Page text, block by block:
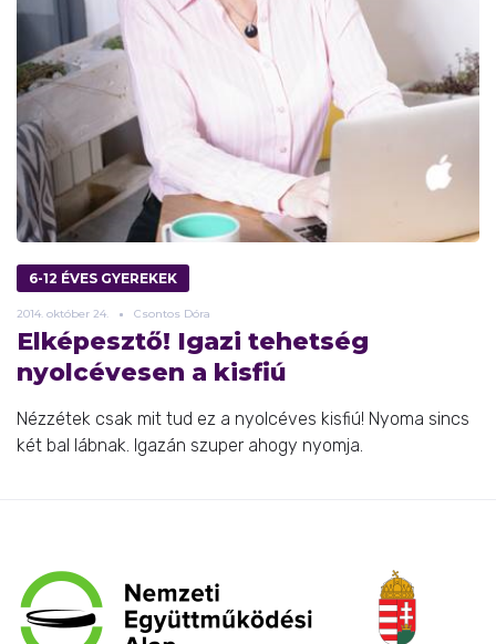
6-12 ÉVES GYEREKEK
2014. október 24. Csontos Dóra
Elképesztő! Igazi tehetség
nyolcévesen a kisfiú
Nézzétek csak mit tud ez a nyolcéves kisfiú! Nyoma sincs
két bal lábnak. Igazán szuper ahogy nyomja.